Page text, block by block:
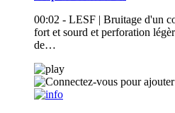
00:02 - LESF | Bruitage d'un
fort et sourd et perforation
de…